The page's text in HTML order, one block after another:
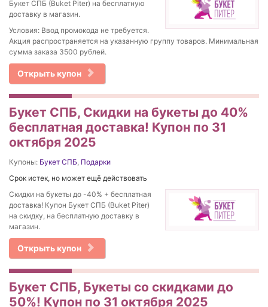
Букет СПБ (Buket Piter) на бесплатную
доставку в магазин.
Условия: Ввод промокода не требуется.
Акция распространяется на указанную группу товаров. Минимальная
сумма заказа 3500 рублей.
Открыть купон
Букет СПБ, Скидки на букеты до 40%
бесплатная доставка! Купон по 31
октября 2025
Купоны: Букет СПБ, Подарки
Срок истек, но может ещё действовать
Скидки на букеты до -40% + бесплатная
доставка! Купон Букет СПБ (Buket Piter)
на скидку, на бесплатную доставку в
магазин.
Открыть купон
Букет СПБ, Букеты со скидками до
50%! Купон по 31 октября 2025